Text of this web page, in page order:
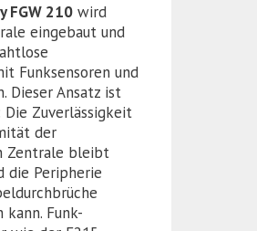
FGW 210 wird
eingebaut und
Funksensoren und
Dieser Ansatz ist
Zuverlässigkeit
der
Zentrale bleibt
die Peripherie
Funk-